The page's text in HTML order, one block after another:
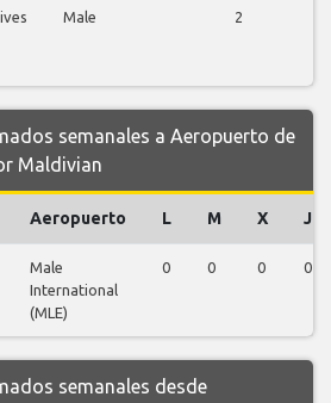
Male
2
semanales a Aeropuerto de
Maldivian
Aeropuerto L M X J
Male
International
(MLE)
0 0 0 0
semanales desde